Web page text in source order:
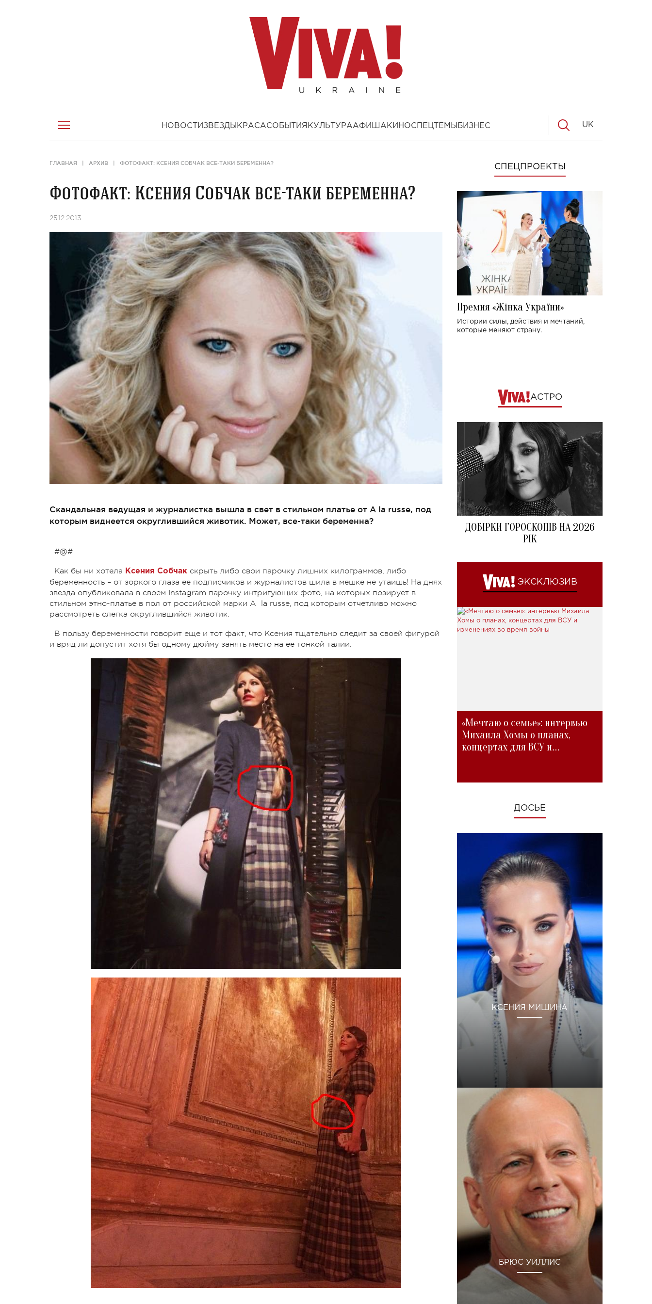
НОВОСТИ ЗВЕЗДЫ КРАСАСОБЫТИЯ КУЛЬТУРААФИША КИНОСПЕЦТЕМЫ БИЗНЕС UK
ГЛАВНАЯ АРХИВ ФОТОФАКТ: КСЕНИЯ СОБЧАК ВСЕ-ТАКИ БЕРЕМЕННА?
Фотофакт: Ксения Собчак все-таки беременна?
25.12.2013
Скандальная ведущая и журналистка вышла в свет в стильном платье от A la russe, под
которым виднеется округлившийся животик. Может, все-таки беременна?
#@#
Как бы ни хотела Ксения Собчак скрыть либо свои парочку лишних килограммов, либо
беременность – от зоркого глаза ее подписчиков и журналистов шила в мешке не утаишь! На днях
звезда опубликовала в своем Instagram парочку интригующих фото, на которых позирует в
стильном этно-платье в пол от российской марки A la russe, под которым отчетливо можно
рассмотреть слегка округлившийся животик.
В пользу беременности говорит еще и тот факт, что Ксения тщательно следит за своей фигурой
и вряд ли допустит хотя бы одному дюйму занять место на ее тонкой талии.
СПЕЦПРОЕКТЫ
Премия «Жінка України»
Истории силы, действия и мечтаний,
которые меняют страну.
АСТРО
ДОБІРКИ ГОРОСКОПІВ НА 2026
РІК
ЭКСКЛЮЗИВ
«Мечтаю о семье»: интервью
Михаила Хомы о планах,
концертах для ВСУ и
ДОСЬЕ
КСЕНИЯ МИШИНА
БРЮС УИЛЛИС